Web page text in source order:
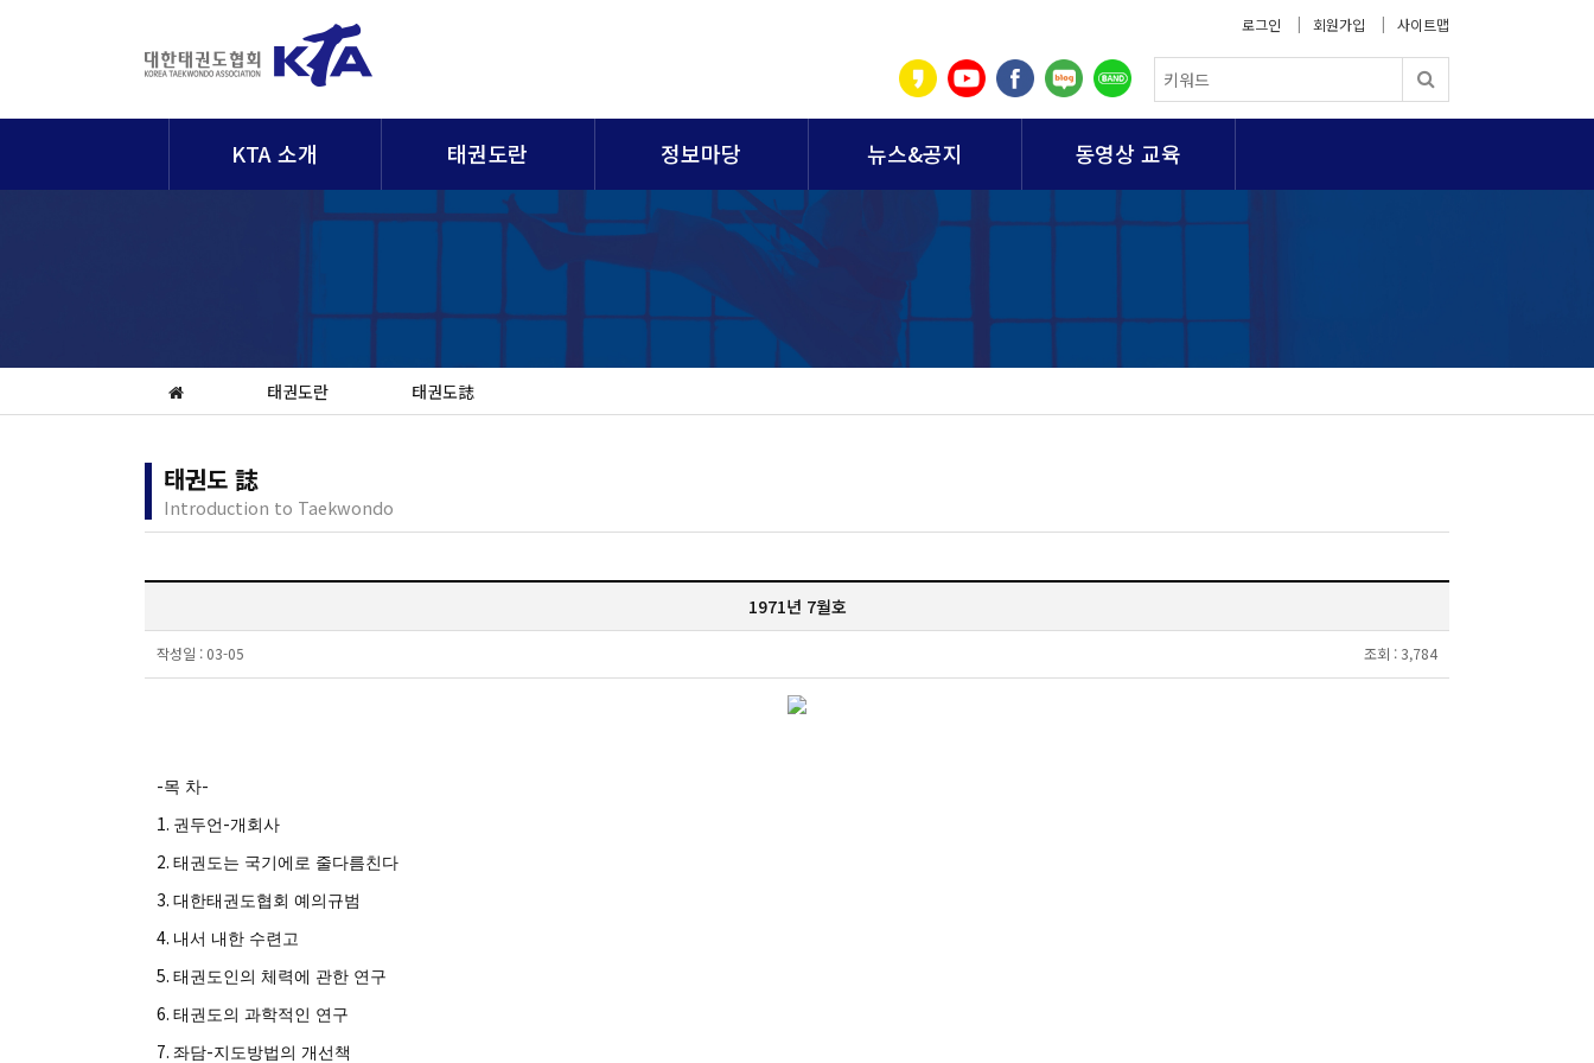
로그인 회원가입 사이트맵
KTA 소개 태권도란 정보마당 뉴스&공지 동영상 교육
태권도란 태권도誌
태권도 誌
Introduction to Taekwondo
1971년 7월호
작성일 : 03-05 조회 : 3,784
-목 차-
1. 권두언 -개회사
2. 태권도는 국기에로 줄다름친다
3. 대한태권도협회 예의규범
4. 내서 내한 수련고
5. 태권도인의 체력에 관한 연구
6. 태권도의 과학적인 연구
7. 좌담-지도방법의 개선책